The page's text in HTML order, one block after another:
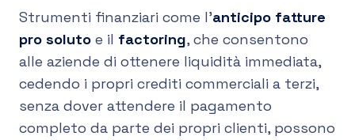
Strumenti finanziari come l’anticipo fatture
pro soluto e il factoring, che consentono
alle aziende di ottenere liquidità immediata,
cedendo i propri crediti commerciali a terzi,
senza dover attendere il pagamento
completo da parte dei propri clienti, possono